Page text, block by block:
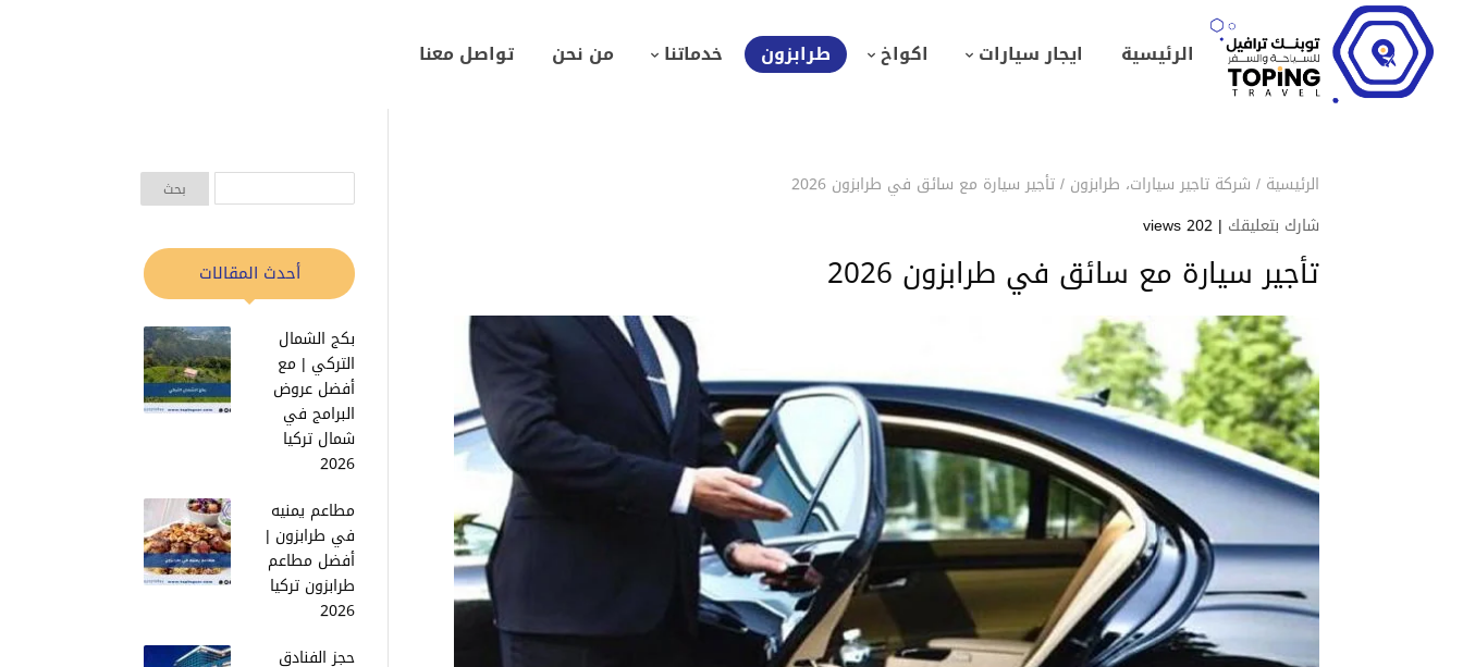
الرئيسية ايجار سيارات اكواخ طرابزون خدماتنا من نحن تواصل معنا
الرئيسية / شركة تاجير سيارات، طرابزون /تأجير سيارة مع سائق في طرابزون 2026
شارك بتعليقك |
202 views
تأجير سيارة مع سائق في طرابزون 2026 أحدث المقالات
بكج الشمال
التركي | مع
أفضل عروض
البرامج في
شمال تركيا
2026
مطاعم يمنيه
في طرابزون |
أفضل مطاعم
طرابزون تركيا
2026
حجز الفنادق